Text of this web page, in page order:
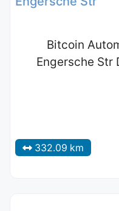
Bitcoin
Engersche Str
332.09 km